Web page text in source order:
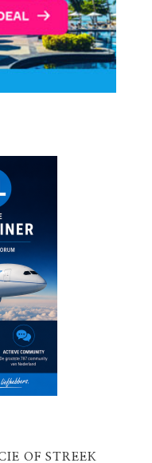
OF STREEK